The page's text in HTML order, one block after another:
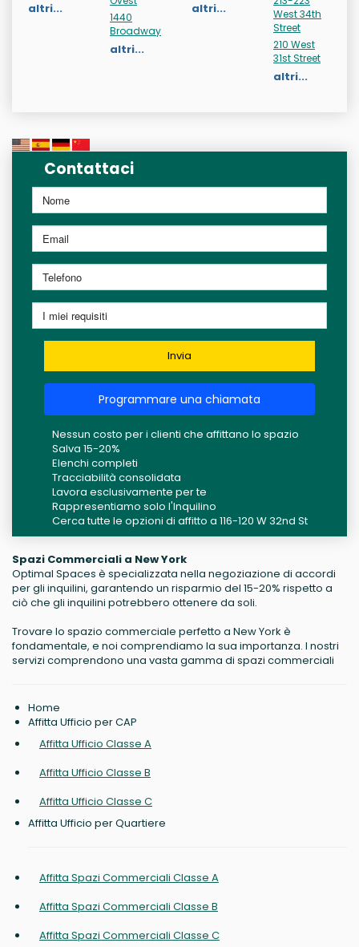
altri...
1440
Broadway
altri...
altri...
West 34th
Street
210 West
31st Street
altri...
Contattaci
Invia
Programmare una chiamata
Nessun costo per i clienti che affittano lo spazio
Salva 15-20%
Elenchi completi
Tracciabilità consolidata
Lavora esclusivamente per te
Rappresentiamo solo l'Inquilino
Cerca tutte le opzioni di affitto a 116-120 W 32nd St
Spazi Commerciali a New York
Optimal Spaces è specializzata nella negoziazione di accordi
per gli inquilini, garantendo un risparmio del 15-20% rispetto a
ciò che gli inquilini potrebbero ottenere da soli.
Trovare lo spazio commerciale perfetto a New York è
fondamentale, e noi comprendiamo la sua importanza. I nostri
servizi comprendono una vasta gamma di spazi commerciali
Home
Affitta Ufficio per CAP
Affitta Ufficio Classe A
Affitta Ufficio Classe B
Affitta Ufficio Classe C
Affitta Ufficio per Quartiere
Affitta Spazi Commerciali Classe A
Affitta Spazi Commerciali Classe B
Affitta Spazi Commerciali Classe C